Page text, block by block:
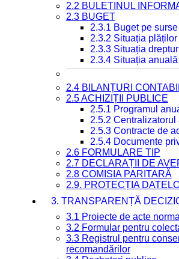
2.2 BULETINUL
2.3 BUGET
2.3.1 Buget pe
2.3.2 Situația
2.3.3 Situația
2.3.4 Situația
2.4 BILANȚURI
2.5 ACHIZIȚII PUBLICE
2.5.1 Programul
2.5.2
2.5.3 Contracte de
2.5.4 Documente
2.6 FORMULARE TIP
2.7 DECLARAȚII DE
2.8 COMISIA PARITARĂ
2.9. PROTECȚIA
3. TRANSPARENȚĂ
3.1 Proiecte de acte
3.2 Formular pentru
3.3 Registrul pentru
recomandărilor